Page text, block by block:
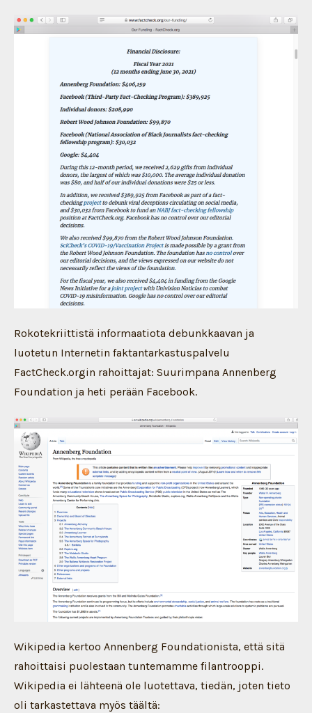
Rokotekriittistä informaatiota debunkkaavan ja
luotetun Internetin faktantarkastuspalvelu
FactCheck.orgin rahoittajat: Suurimpana Annenberg
Foundation ja heti perään Facebook.
Wikipedia kertoo Annenberg Foundationista, että sitä
rahoittaisi puolestaan tuntemamme filantrooppi.
Wikipedia ei lähteenä ole luotettava, tiedän, joten tieto
oli tarkastettava myös täältä: